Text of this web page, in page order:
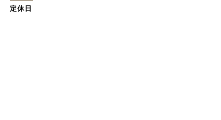
定休日